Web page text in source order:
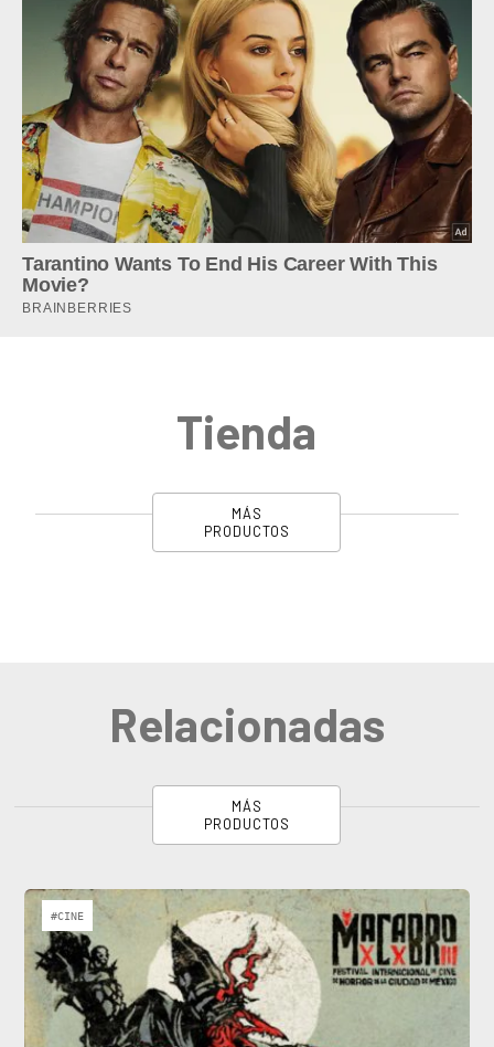
Tienda
MÁS
PRODUCTOS
Relacionadas
MÁS
PRODUCTOS
#CINE